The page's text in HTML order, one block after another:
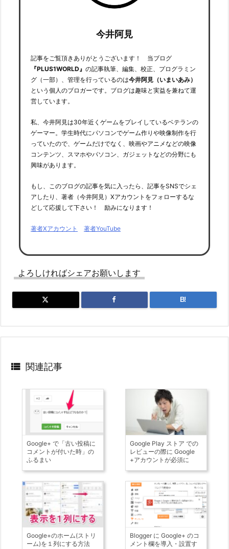
今井阿見
記事をご覧頂きありがとうございます！ 当ブログ
『PLUS1WORLD』 の記事執筆、編集、校正、プログラミン
グ（一部）、管理を行っているのは今井阿見（いまいあみ）
という個人のブロガーです。ブログは趣味と実益を兼ねて運
営しています。
私、今井阿見は30年近くゲームをプレイしているベテランの
ゲーマー。学生時代にパソコンでゲーム作りや映像制作を行
っていたので、ゲームだけでなく、映画やアニメなどの映像
コンテンツ、スマホやパソコン、ガジェットなどの分野にも
興味があります。
もし、このブログの記事を気に入ったら、記事をSNSでシェ
アしたり、著者（今井阿見）Xアカウントをフォローするな
どして応援して下さい！ 励みになります！
著者Xアカウント 著者YouTube
よろしければシェアお願いします
B!
 関連記事
Google+ で「古い投稿に
コメントが付いた時」の
ふるまい
Google Play ストア での
レビューの際に Google
+アカウントが必須に
Google+のホーム(ストリ
ーム)を１列にする方法
Blogger に Google+ のコ
メント欄を導入・設置す